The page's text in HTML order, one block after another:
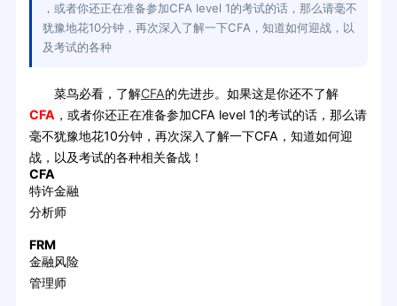
，或者你还正在准备参加CFA level 1的考试的话，那么请毫不
犹豫地花10分钟，再次深入了解一下CFA，知道如何迎战，以
及考试的各种
菜鸟必看，了解CFA的先进步。如果这是你还不了解
CFA ，或者你还正在准备参加CFA level 1的考试的话，那么请
毫不犹豫地花10分钟，再次深入了解一下CFA，知道如何迎
战，以及考试的各种相关备战！
CFA
特许金融
分析师
FRM
金融风险
管理师